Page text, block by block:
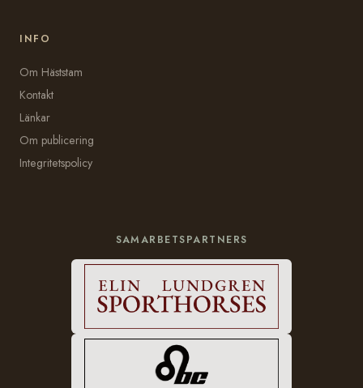
INFO
Om Häststam
Kontakt
Länkar
Om publicering
Integritetspolicy
SAMARBETSPARTNERS